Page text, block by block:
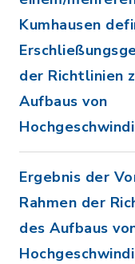
Kumhausen
der Richtlinien
Aufbaus von
Ergebnis der
Rahmen der
des Aufbaus